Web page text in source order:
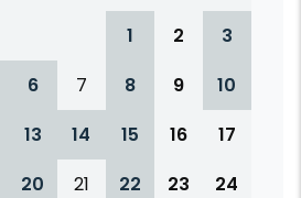
1
2
3
6 7 8 9
10
13 14 15 16
17
20 21 22 23
24